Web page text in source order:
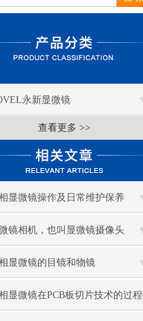
永新显微镜
查看更多 >>
显微镜操作及日常维护保养
镜相机，也叫显微镜摄像头
显微镜的目镜和物镜
显微镜在PCB板切片技术的过程